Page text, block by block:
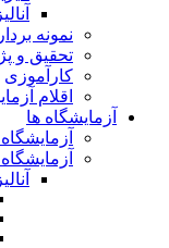
نمونه
تحقیق و
کارآموزی
اقلام
آزمایشگاه ها